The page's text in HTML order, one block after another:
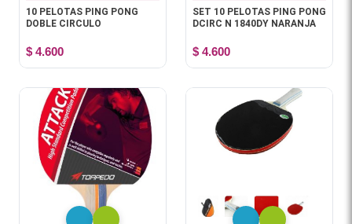
10 PELOTAS PING PONG
DOBLE CIRCULO
$ 4.600
SET 10 PELOTAS PING PONG
DCIRC N 1840DY NARANJA
$ 4.600